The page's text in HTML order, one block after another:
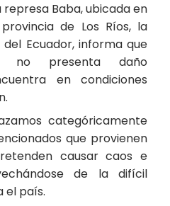
Baba, ubicada en
de Los Ríos, la
Ecuador, informa que
no presenta daño
en condiciones
categóricamente
que provienen
causar caos e
de la difícil
el país.